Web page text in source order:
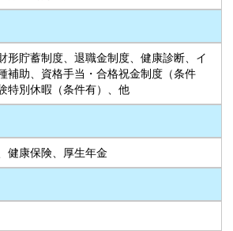
形貯蓄制度、退職金制度、健康診断、イ
補助、資格手当・合格祝金制度（条件
特別休暇（条件有）、他
健康保険、厚生年金